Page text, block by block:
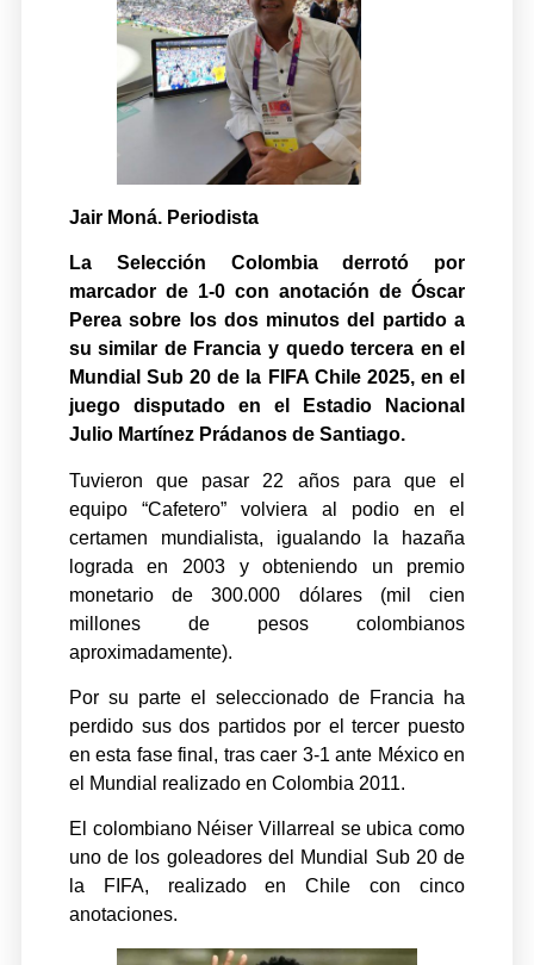
Jair Moná. Periodista
La Selección Colombia derrotó por
marcador de 1-0 con anotación de Óscar
Perea sobre los dos minutos del partido a
su similar de Francia y quedo tercera en el
Mundial Sub 20 de la FIFA Chile 2025, en el
juego disputado en el Estadio Nacional
Julio Martínez Prádanos de Santiago.
Tuvieron que pasar 22 años para que el
equipo “Cafetero” volviera al podio en el
certamen mundialista, igualando la hazaña
lograda en 2003 y obteniendo un premio
monetario de 300.000 dólares (mil cien
millones de pesos colombianos
aproximadamente).
Por su parte el seleccionado de Francia ha
perdido sus dos partidos por el tercer puesto
en esta fase final, tras caer 3-1 ante México en
el Mundial realizado en Colombia 2011.
El colombiano Néiser Villarreal se ubica como
uno de los goleadores del Mundial Sub 20 de
la FIFA, realizado en Chile con cinco
anotaciones.